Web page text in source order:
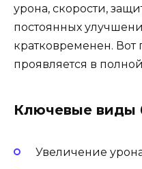
урона, скорости,
постоянных
кратковременен. Вот
проявляется в
Ключевые виды
Увеличение